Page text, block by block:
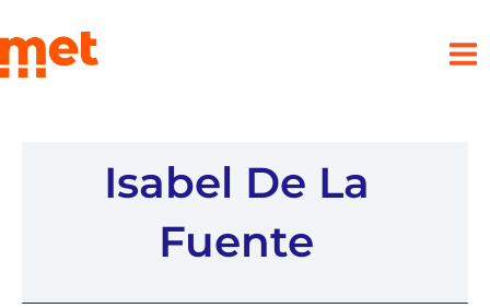
al
contenido
Isabel De La
Fuente